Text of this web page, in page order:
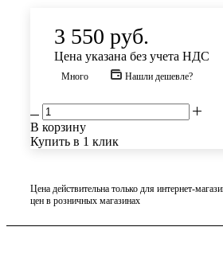
3 550 руб.
Цена указана без учета НДС
Много Нашли дешевле?
В корзину
Купить в 1 клик
Цена действительна только для интернет-
цен в розничных магазинах